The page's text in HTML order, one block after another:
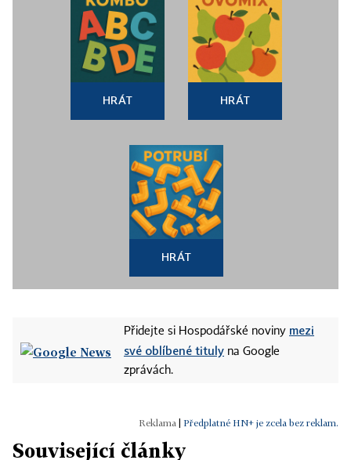
HRÁT HRÁT
HRÁT
Přidejte si Hospodářské noviny mezi
své oblíbené tituly na Google
zprávách.
Předplatné HN+ je zcela bez reklam.
Související články